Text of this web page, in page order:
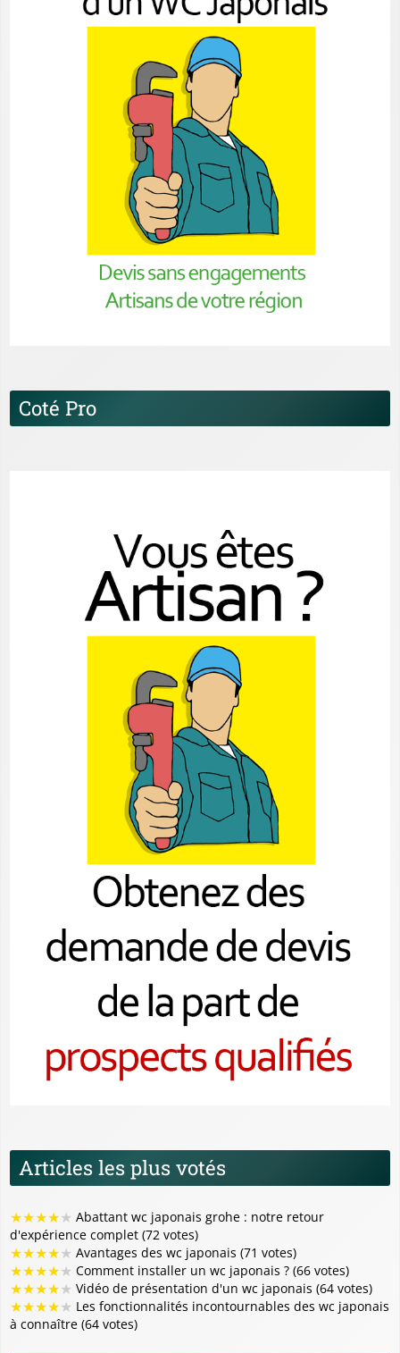
Coté Pro
Articles les plus votés
★★★★★ Abattant wc japonais grohe : notre retour
d'expérience complet (72 votes)
★★★★★ Avantages des wc japonais (71 votes)
★★★★★ Comment installer un wc japonais ? (66 votes)
★★★★★ Vidéo de présentation d'un wc japonais (64 votes)
★★★★★ Les fonctionnalités incontournables des wc japonais
à connaître (64 votes)